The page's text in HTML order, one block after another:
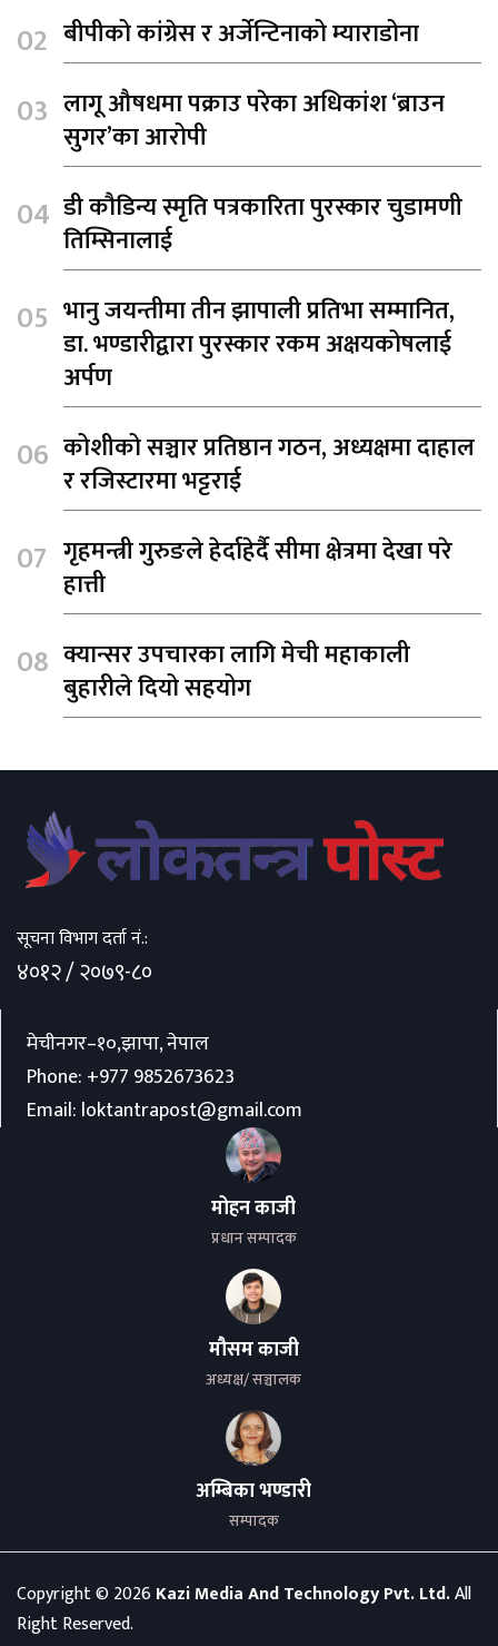
बीपीको कांग्रेस र अर्जेन्टिनाको म्याराडोना
लागू औषधमा पक्राउ परेका अधिकांश ‘ब्राउन
सुगर’का आरोपी
डी कौडिन्य स्मृति पत्रकारिता पुरस्कार चुडामणी
तिम्सिनालाई
भानु जयन्तीमा तीन झापाली प्रतिभा सम्मानित,
डा. भण्डारीद्वारा पुरस्कार रकम अक्षयकोषलाई
अर्पण
कोशीको सञ्चार प्रतिष्ठान गठन, अध्यक्षमा दाहाल
र रजिस्टारमा भट्टराई
गृहमन्त्री गुरुङले हेर्दाहेर्दै सीमा क्षेत्रमा देखा परे
हात्ती
क्यान्सर उपचारका लागि मेची महाकाली
बुहारीले दियो सहयोग
सूचना विभाग दर्ता नं.:
४०१२ / २०७९-८०
मेचीनगर–१०,झापा, नेपाल
Phone: +977 9852673623
Email: loktantrapost@gmail.com
मोहन काजी
प्रधान सम्पादक
मौसम काजी
अध्यक्ष/ सञ्चालक
अम्बिका भण्डारी
सम्पादक
Copyright ©2026Kazi Media And Technology Pvt. Ltd.All
Right Reserved.